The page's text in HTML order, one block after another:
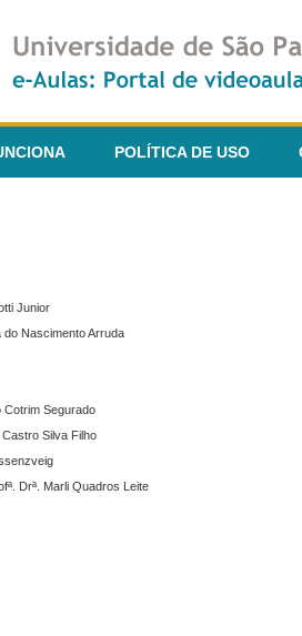
POLÍTICA DE USO
Junior
do Nascimento Arruda
Cotrim Segurado
Silva Filho
Drª. Marli Quadros Leite